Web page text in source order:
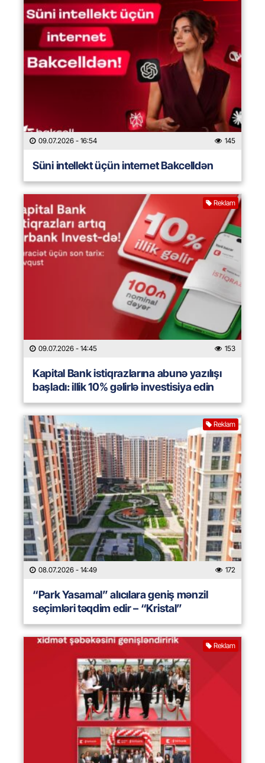
09.07.2026 - 16:54 145
Süni intellekt üçün internet Bakcelldən
Reklam
09.07.2026 - 14:45 153
Kapital Bank istiqrazlarına abunə yazılışı
başladı: illik 10% gəlirlə investisiya edin
Reklam
08.07.2026 - 14:49 172
“Park Yasamal” alıcılara geniş mənzil
seçimləri təqdim edir – “Kristal”
Reklam